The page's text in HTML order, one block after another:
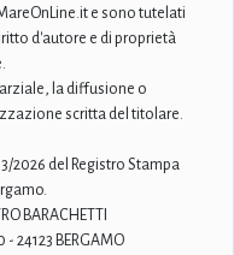
e sono tutelati
d'autore e di proprietà
la diffusione o
scritta del titolare.
2026 del Registro Stampa
BARACHETTI
- 24123 BERGAMO